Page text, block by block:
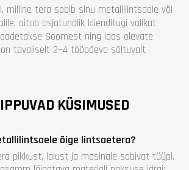
milline tera sobib sinu metallilintsaele või
aitab asjatundlik klienditugi valikut
Soomest ning laos olevate
tavaliselt 2–4 tööpäeva sõltuvalt
KÜSIMUSED
õige lintsaetera?
pikkust, laiust ja masinale sobivat tüüpi.